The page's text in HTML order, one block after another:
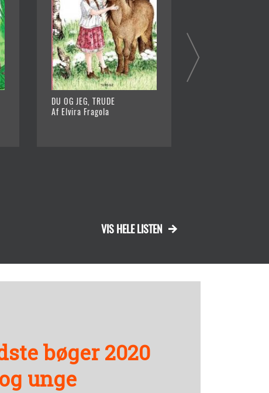
DU OG JEG, TRUDE
Af Elvira Fragola
VIS HELE LISTEN
bøger 2020
unge